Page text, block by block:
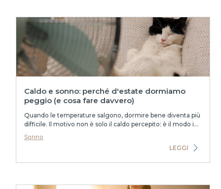
Caldo e sonno: perché d'estate dormiamo
peggio (e cosa fare davvero)
Quando le temperature salgono, dormire bene diventa più
difficile. Il motivo non è solo il caldo percepito: è il modo in
cui il nostro corpo regola la...
Sonno
LEGGI